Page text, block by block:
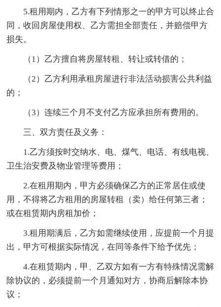
5.租用期内，乙方有下列情形之一的甲方可以终止合
同，收回房屋使用权、乙方需担全部责任，并赔偿甲方
损失。
（1）乙方擅自将房屋转租、转让或转借的；
（2）乙方利用承租房屋进行非法活动损害公共利益
的；
（3）连续三个月不支付乙方应承担所有费用的。
三、双方责任及义务：
1.乙方须按时交纳水、电、煤气、电话、有线电视、
卫生治安费及物业管理等费用；
2.在租用期内，甲方必须确保乙方的正常居住或使
用，不得将乙方租用的房屋转租（卖）给任何第三者；
或在租赁期内房租加价；
3.租用期满后，乙方如需继续使用，应提前一个月提
出，甲方可根据实际情况，在同等条件下给予优先；
4.在租赁期内，甲、乙双方如有一方有特殊情况需解
除协议的，必须提前一个月通知对方，协商后解除本协
议；